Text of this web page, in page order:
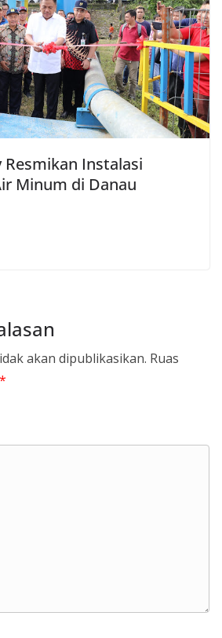
Instalasi
Minum di Danau
akan dipublikasikan. Ruas
*